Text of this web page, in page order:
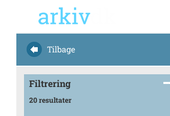
Tilbage
Filtrering
20 resultater